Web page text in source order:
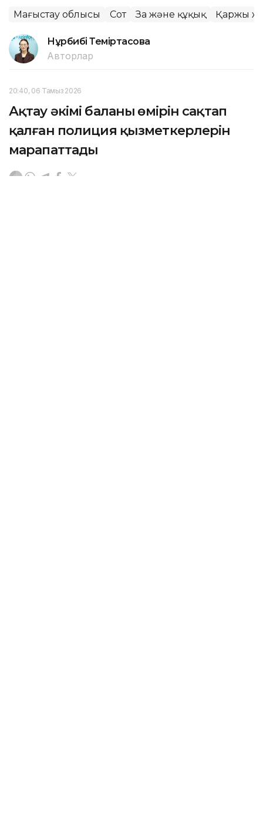
Маңғыстау облысы Сот Заң және құқық Қаржы
Нұрбибі Теміртасова
Авторлар
20:40, 06 Тамыз 2026
Ақтау әкімі баланың өмірін сақтап
қалған полиция қызметкерлерін
марапаттады